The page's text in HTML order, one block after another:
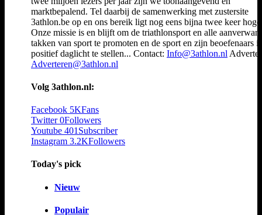
marktbepalend. Tel daarbij de samenwerking met zustersite
3athlon.be op en ons bereik ligt nog eens bijna twee keer
Onze missie is en blijft om de triathlonsport en alle
takken van sport te promoten en de sport en zijn beoefenaars
positief daglicht te stellen... Contact: Info@3athlon.nl
Adverteren@3athlon.nl
Volg 3athlon.nl:
Facebook 5KFans
Twitter 0Followers
Youtube 401 Subscriber
Instagram 3.2KFollowers
Today's pick
Nieuw
Populair